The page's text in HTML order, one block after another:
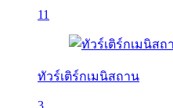
11
ทัวร์เติร์กเมนิสถาน
3